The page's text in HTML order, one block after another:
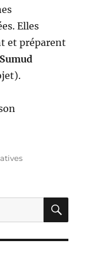
Elles
et préparent